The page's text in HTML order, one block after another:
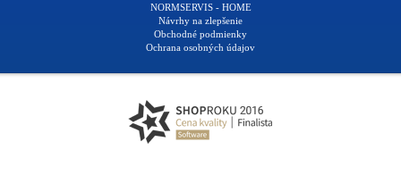
NORMSERVIS - HOME
Návrhy na zlepšenie
Obchodné podmienky
Ochrana osobných údajov